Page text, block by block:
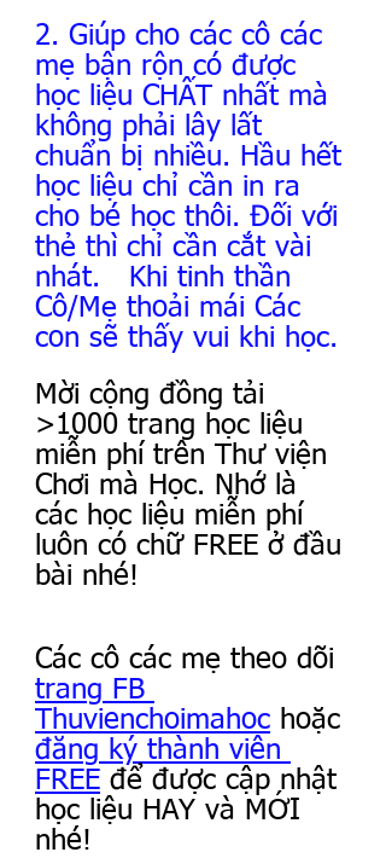
2. Giúp cho các cô các
mẹ bận rộn có được
học liệu CHẤT nhất mà
không phải lây lất
chuẩn bị nhiều. Hầu hết
học liệu chỉ cần in ra
cho bé học thôi. Đối với
thẻ thì chỉ cần cắt vài
nhát.   Khi tinh thần
Cô/Mẹ thoải mái Các
con sẽ thấy vui khi học.
Mời cộng đồng tải
>1000 trang học liệu
miễn phí trên Thư viện
Chơi mà Học. Nhớ là
các học liệu miễn phí
luôn có chữ FREE ở đầu
bài nhé!
Các cô các mẹ theo dõi
trang FB
Thuvienchoimahoc hoặc
đăng ký thành viên
FREE để được cập nhật
học liệu HAY và MỚI
nhé!